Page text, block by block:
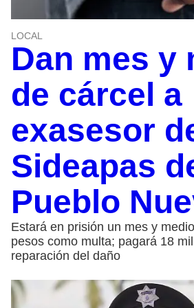
LOCAL
Dan mes y
de cárcel a
exasesor
Sideapas
Pueblo
Estará en prisión un mes y
pesos como multa; pagará 18
reparación del daño